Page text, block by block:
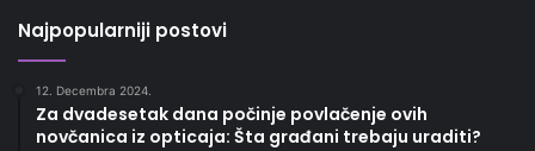
Najpopularniji postovi
12. Decembra 2024.
Za dvadesetak dana počinje povlačenje ovih
novčanica iz opticaja: Šta građani trebaju uraditi?